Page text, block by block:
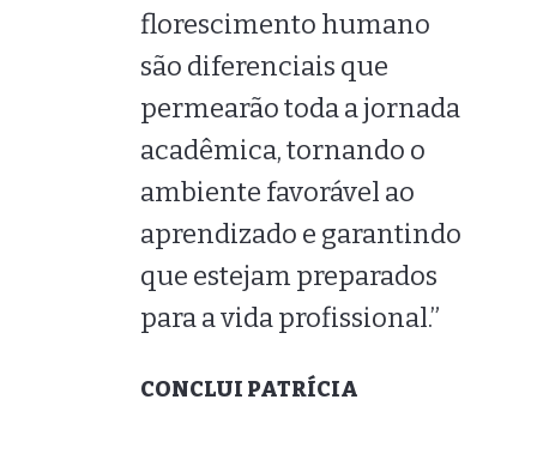
florescimento humano
são diferenciais que
permearão toda a jornada
acadêmica, tornando o
ambiente favorável ao
aprendizado e garantindo
que estejam preparados
para a vida profissional.”
CONCLUI PATRÍCIA